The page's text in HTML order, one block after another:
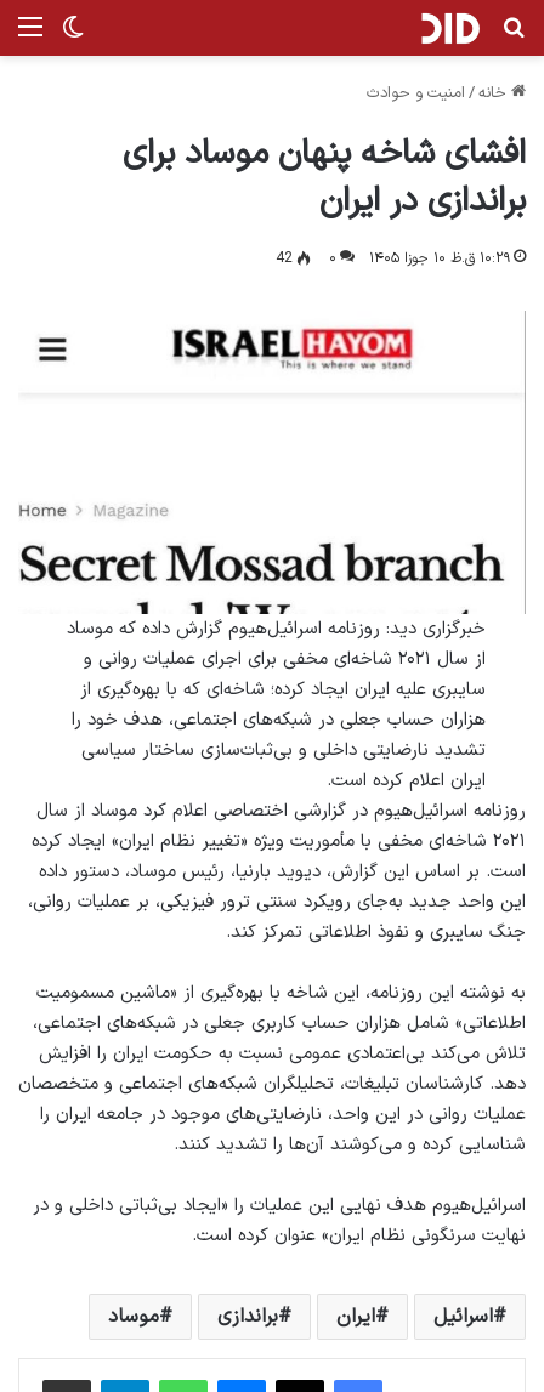
تغییر جستجو برای
خانه/ امنیت و حوادث
افشای شاخه پنهان موساد برای
براندازی در ایران
۱۰:۲۹ ق.ظ ۱۰ جوزا ۱۴۰۵ ۰ 42
خبرگزاری دید: روزنامه اسرائیل‌هیوم گزارش داده که موساد
از سال ۲۰۲۱ شاخه‌ای مخفی برای اجرای عملیات روانی و
سایبری علیه ایران ایجاد کرده؛ شاخه‌ای که با بهره‌گیری از
هزاران حساب جعلی در شبکه‌های اجتماعی، هدف خود را
تشدید نارضایتی داخلی و بی‌ثبات‌سازی ساختار سیاسی
ایران اعلام کرده است.
روزنامه اسرائیل‌هیوم در گزارشی اختصاصی اعلام کرد موساد از سال
۲۰۲۱ شاخه‌ای مخفی با مأموریت ویژه «تغییر نظام ایران» ایجاد کرده
است. بر اساس این گزارش، دیوید بارنیا، رئیس موساد، دستور داده
این واحد جدید به‌جای رویکرد سنتی ترور فیزیکی، بر عملیات روانی،
جنگ سایبری و نفوذ اطلاعاتی تمرکز کند.
به نوشته این روزنامه، این شاخه با بهره‌گیری از «ماشین مسمومیت
اطلاعاتی» شامل هزاران حساب کاربری جعلی در شبکه‌های اجتماعی،
تلاش می‌کند بی‌اعتمادی عمومی نسبت به حکومت ایران را افزایش
دهد. کارشناسان تبلیغات، تحلیلگران شبکه‌های اجتماعی و متخصصان
عملیات روانی در این واحد، نارضایتی‌های موجود در جامعه ایران را
شناسایی کرده و می‌کوشند آن‌ها را تشدید کنند.
اسرائیل‌هیوم هدف نهایی این عملیات را «ایجاد بی‌ثباتی داخلی و در
نهایت سرنگونی نظام ایران» عنوان کرده است.
اسرائیل ایران براندازی موساد
فیس بوک X پیام رسان واتس آپ تلگرام اشتراک گذاری از طریق ایمیل